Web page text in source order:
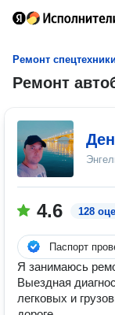
Ремонт
Ремонт
4.6 128
Паспорт
Я занимаюсь
Выездная
легковых и